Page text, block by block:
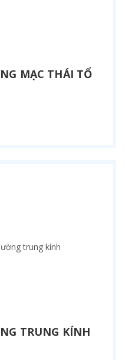
MẠC THÁI TỔ
TRUNG KÍNH